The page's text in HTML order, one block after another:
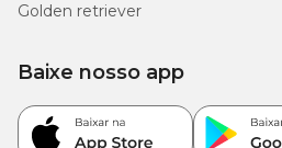
Golden retriever
Baixe nosso app